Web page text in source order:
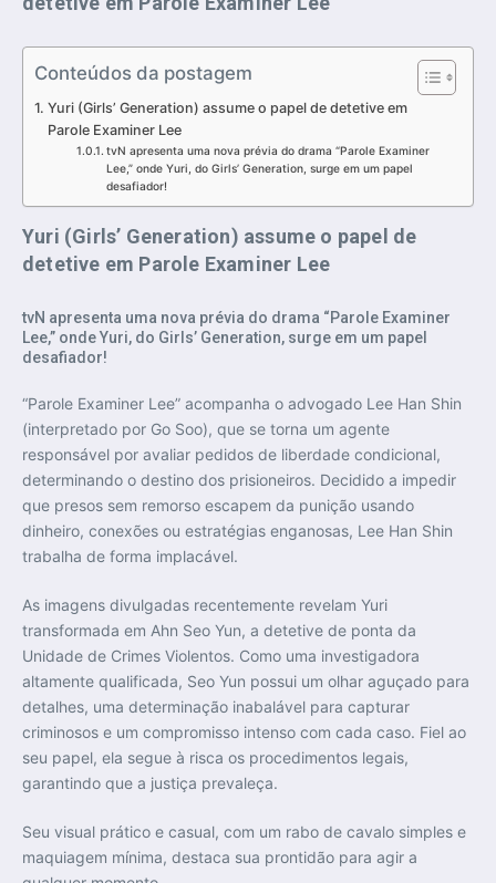
Conteúdos da postagem
Yuri (Girls’ Generation) assume o papel de detetive em
Parole Examiner Lee
tvN apresenta uma nova prévia do drama “Parole Examiner
Lee,” onde Yuri, do Girls’ Generation, surge em um papel
desafiador!
Yuri (Girls’ Generation) assume o papel de
detetive em Parole Examiner Lee
tvN apresenta uma nova prévia do drama “Parole Examiner
Lee,” onde Yuri, do Girls’ Generation, surge em um papel
desafiador!
“Parole Examiner Lee” acompanha o advogado Lee Han Shin
(interpretado por Go Soo), que se torna um agente
responsável por avaliar pedidos de liberdade condicional,
determinando o destino dos prisioneiros. Decidido a impedir
que presos sem remorso escapem da punição usando
dinheiro, conexões ou estratégias enganosas, Lee Han Shin
trabalha de forma implacável.
As imagens divulgadas recentemente revelam Yuri
transformada em Ahn Seo Yun, a detetive de ponta da
Unidade de Crimes Violentos. Como uma investigadora
altamente qualificada, Seo Yun possui um olhar aguçado para
detalhes, uma determinação inabalável para capturar
criminosos e um compromisso intenso com cada caso. Fiel ao
seu papel, ela segue à risca os procedimentos legais,
garantindo que a justiça prevaleça.
Seu visual prático e casual, com um rabo de cavalo simples e
maquiagem mínima, destaca sua prontidão para agir a